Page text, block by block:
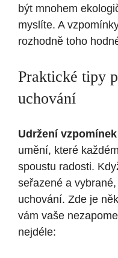
být mnohem
myslíte. A
rozhodně toho
Praktické tipy
uchování
Udržení
umění, které
spoustu radosti.
seřazené a
uchování. Zde je
vám vaše
nejdéle: